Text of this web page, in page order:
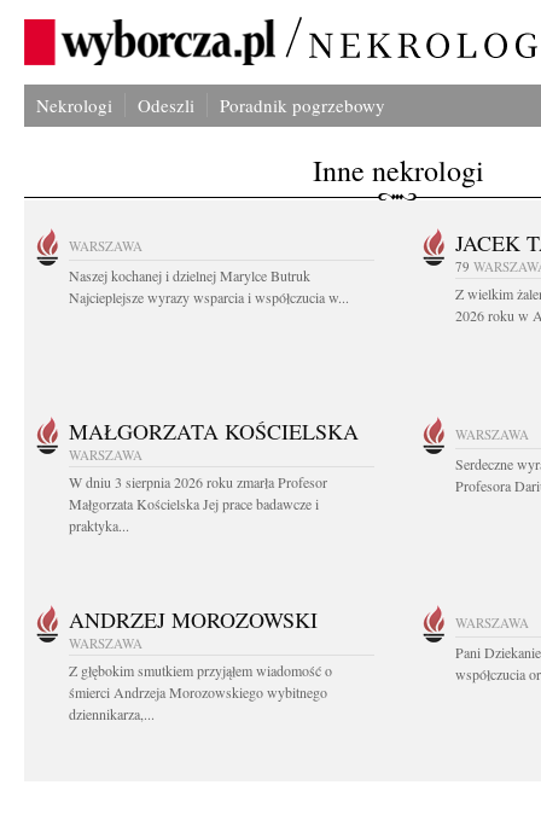
Nekrologi Odeszli Poradnik pogrzebowy
Inne nekrologi
WARSZAWA
Naszej kochanej i dzielnej Marylce Butruk
Najcieplejsze wyrazy wsparcia i współczucia w...
JACEK
79
Z wielkim
2026 roku w
MAŁGORZATA KOŚCIELSKA
WARSZAWA
W dniu 3 sierpnia 2026 roku zmarła Profesor
Małgorzata Kościelska Jej prace badawcze i
praktyka...
WARSZAWA
Serdeczne
Profesora
ANDRZEJ MOROZOWSKI
WARSZAWA
Z głębokim smutkiem przyjąłem wiadomość o
śmierci Andrzeja Morozowskiego wybitnego
dziennikarza,...
WARSZAWA
Pani
współczucia